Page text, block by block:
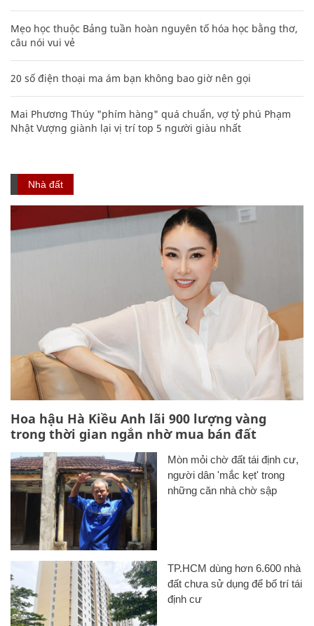
Mẹo học thuộc Bảng tuần hoàn nguyên tố hóa học bằng thơ,
câu nói vui vẻ
20 số điện thoại ma ám bạn không bao giờ nên gọi
Mai Phương Thúy "phím hàng" quá chuẩn, vợ tỷ phú Phạm
Nhật Vượng giành lại vị trí top 5 người giàu nhất
Nhà đất
Hoa hậu Hà Kiều Anh lãi 900 lượng vàng
trong thời gian ngắn nhờ mua bán đất
Mòn mỏi chờ đất tái định cư,
người dân 'mắc kẹt' trong
những căn nhà chờ sập
TP.HCM dùng hơn 6.600 nhà
đất chưa sử dụng để bố trí tái
định cư